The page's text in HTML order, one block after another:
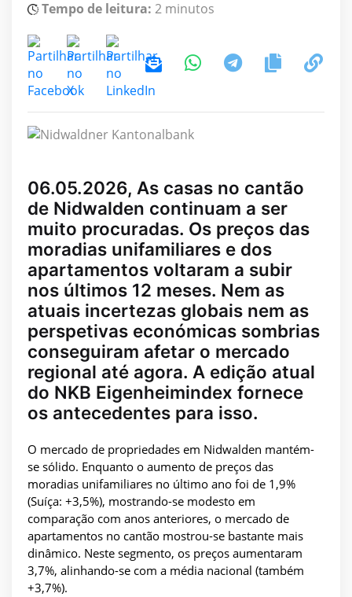
Tempo de leitura: 2 minutos
06.05.2026, As casas no cantão
de Nidwalden continuam a ser
muito procuradas. Os preços das
moradias unifamiliares e dos
apartamentos voltaram a subir
nos últimos 12 meses. Nem as
atuais incertezas globais nem as
perspetivas económicas sombrias
conseguiram afetar o mercado
regional até agora. A edição atual
do NKB Eigenheimindex fornece
os antecedentes para isso.
O mercado de propriedades em Nidwalden mantém-
se sólido. Enquanto o aumento de preços das
moradias unifamiliares no último ano foi de 1,9%
(Suíça: +3,5%), mostrando-se modesto em
comparação com anos anteriores, o mercado de
apartamentos no cantão mostrou-se bastante mais
dinâmico. Neste segmento, os preços aumentaram
3,7%, alinhando-se com a média nacional (também
+3,7%).